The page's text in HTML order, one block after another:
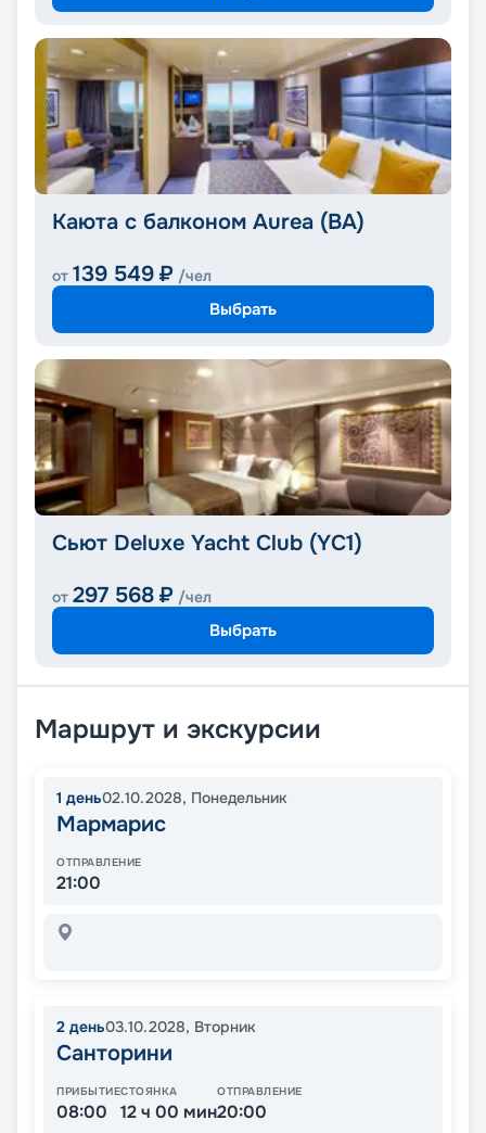
Каюта с балконом Aurea (BA)
от 139 549 ₽ /чел
Выбрать
Сьют Deluxe Yacht Club (YC1)
от 297 568 ₽ /чел
Выбрать
Маршрут и экскурсии
1 день02.10.2028, Понедельник
Мармарис
ОТПРАВЛЕНИЕ
21:00
2 день03.10.2028, Вторник
Санторини
ПРИБЫТИЕ
08:00
СТОЯНКА
12 ч 00 мин
ОТПРАВЛЕНИЕ
20:00